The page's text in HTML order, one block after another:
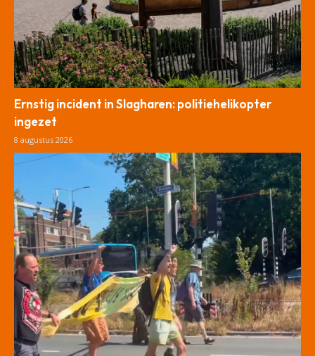
Ernstig incident in Slagharen: politiehelikopter
ingezet
8 augustus 2026